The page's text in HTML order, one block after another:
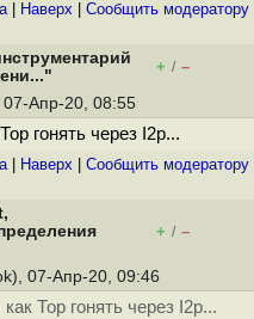
| Наверх Cообщить модератору
+ / –
07-Апр-20, 08:55
гонять через I2p...
| Наверх Cообщить модератору
+ / –
07-Апр-20, 09:46
Тор гонять через I2p...